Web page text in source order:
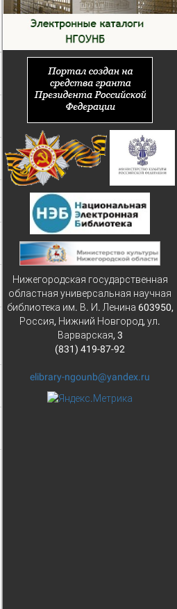
Guest
1
1
Нижегородская государственная
областная универсальная научная
библиотека им. В. И. Ленина 603950,
Россия, Нижний Новгород, ул.
Варварская, 3
(831) 419-87-92
elibrary-ngounb@yandex.ru